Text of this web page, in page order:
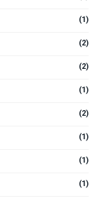
(1)
(2)
(2)
(1)
(2)
(1)
(1)
(1)